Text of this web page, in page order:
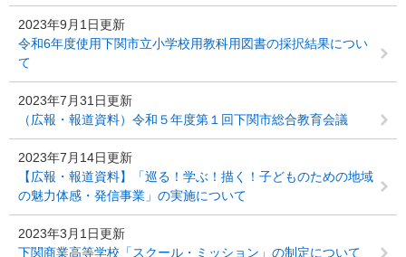
2023年9月1日更新
令和6年度使用下関市立小学校用教科用図書の採択結果につい
て
2023年7月31日更新
（広報・報道資料）令和５年度第１回下関市総合教育会議
2023年7月14日更新
【広報・報道資料】「巡る！学ぶ！描く！子どものための地域
の魅力体感・発信事業」の実施について
2023年3月1日更新
下関商業高等学校「スクール・ミッション」の制定について